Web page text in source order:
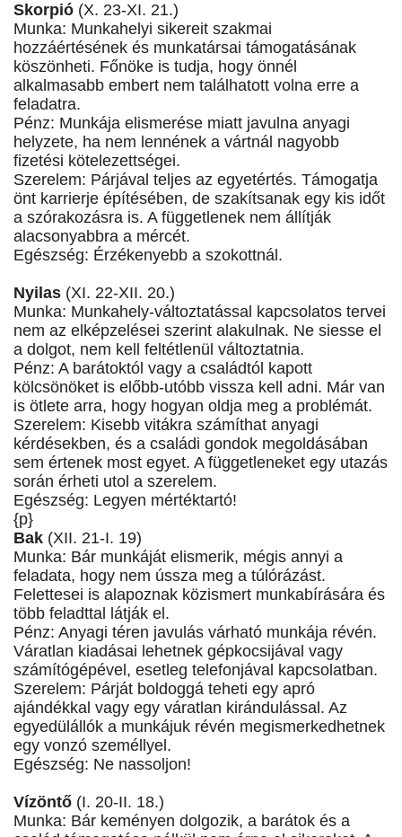
Skorpió (X. 23-XI. 21.)
Munka: Munkahelyi sikereit szakmai
hozzáértésének és munkatársai támogatásának
köszönheti. Főnöke is tudja, hogy önnél
alkalmasabb embert nem találhatott volna erre a
feladatra.
Pénz: Munkája elismerése miatt javulna anyagi
helyzete, ha nem lennének a vártnál nagyobb
fizetési kötelezettségei.
Szerelem: Párjával teljes az egyetértés. Támogatja
önt karrierje építésében, de szakítsanak egy kis időt
a szórakozásra is. A függetlenek nem állítják
alacsonyabbra a mércét.
Egészség: Érzékenyebb a szokottnál.
Nyilas (XI. 22-XII. 20.)
Munka: Munkahely-változtatással kapcsolatos tervei
nem az elképzelései szerint alakulnak. Ne siesse el
a dolgot, nem kell feltétlenül változtatnia.
Pénz: A barátoktól vagy a családtól kapott
kölcsönöket is előbb-utóbb vissza kell adni. Már van
is ötlete arra, hogy hogyan oldja meg a problémát.
Szerelem: Kisebb vitákra számíthat anyagi
kérdésekben, és a családi gondok megoldásában
sem értenek most egyet. A függetleneket egy utazás
során érheti utol a szerelem.
Egészség: Legyen mértéktartó!
{p}
Bak (XII. 21-I. 19)
Munka: Bár munkáját elismerik, mégis annyi a
feladata, hogy nem ússza meg a túlórázást.
Felettesei is alapoznak közismert munkabírására és
több feladttal látják el.
Pénz: Anyagi téren javulás várható munkája révén.
Váratlan kiadásai lehetnek gépkocsijával vagy
számítógépével, esetleg telefonjával kapcsolatban.
Szerelem: Párját boldoggá teheti egy apró
ajándékkal vagy egy váratlan kirándulással. Az
egyedülállók a munkájuk révén megismerkedhetnek
egy vonzó személlyel.
Egészség: Ne nassoljon!
Vízöntő (I. 20-II. 18.)
Munka: Bár keményen dolgozik, a barátok és a